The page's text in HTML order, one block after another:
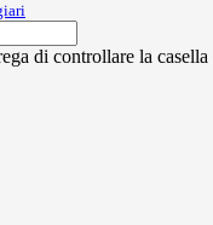
di controllare la